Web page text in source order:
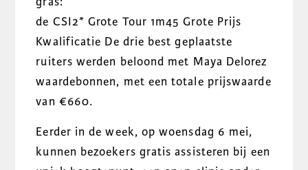
de CSI2* Grote Tour 1m45 Grote Prijs
Kwalificatie De drie best geplaatste
ruiters werden beloond met Maya Delorez
waardebonnen, met een totale prijswaarde
van €660.
Eerder in de week, op woensdag 6 mei,
kunnen bezoekers gratis assisteren bij een